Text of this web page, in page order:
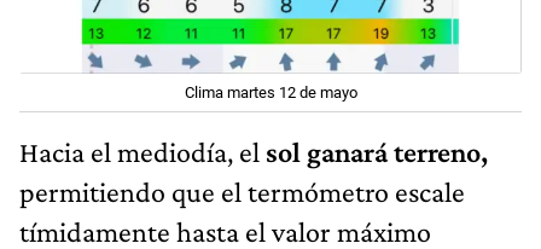
Clima martes 12 de mayo
Hacia el mediodía, el sol ganará terreno,
permitiendo que el termómetro escale
tímidamente hasta el valor máximo